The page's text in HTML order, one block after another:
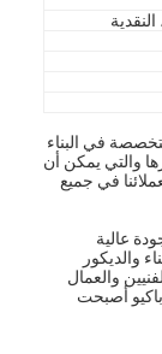
في البناء
والتي يمكن أن
في جميع
والديكور
والعمال
باكيو أصبحت